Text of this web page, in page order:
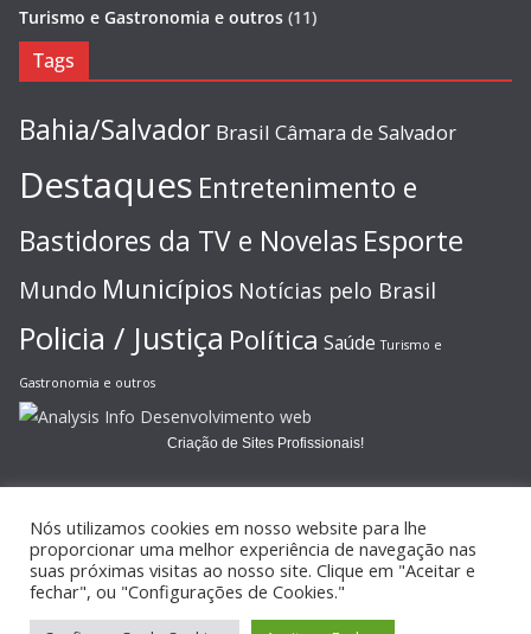
Turismo e Gastronomia e outros (11)
Tags
Bahia/Salvador Brasil Câmara de Salvador
Destaques Entretenimento e
Bastidores da TV e Novelas Esporte
Mundo Municípios Notícias pelo Brasil
Policia / Justiça Política Saúde Turismo e
Gastronomia e outros
Criação de Sites Profissionais!
Copyright © 2026JORNAL GAZETA ONLINE
reservados.
Nós utilizamos cookies em nosso website para lhe
proporcionar uma melhor experiência de navegação nas
suas próximas visitas ao nosso site. Clique em "Aceitar e
fechar", ou "Configurações de Cookies."